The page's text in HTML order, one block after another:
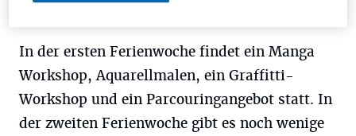
In der ersten Ferienwoche findet ein Manga
Workshop, Aquarellmalen, ein Graffitti-
Workshop und ein Parcouringangebot statt. In
der zweiten Ferienwoche gibt es noch wenige